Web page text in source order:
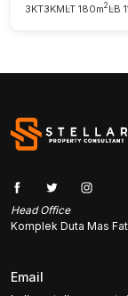
3KT3KMLT 180m2 LB
Head Office
Komplek Duta Mas
Email